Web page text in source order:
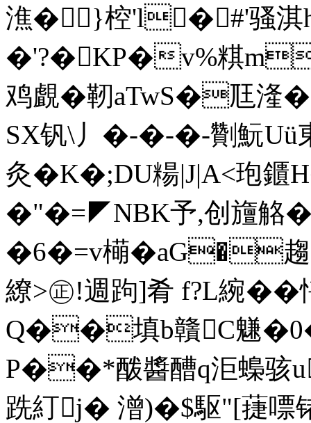
潐�}椌'l�#'骚淇
�'?�KP�v%粸m
鸡覰�靭aTwS�尫湰
SX钒\丿�-�-�-劗魭
灸� K�;DU糃|J|A<玸
�"�=◤NBK予,创旜
�6�=v橗�aG�趨
繚>㊣!週跔]肴 f?L綩
Q��填b贛C魐
P��*酦醬醩q洰蟂骇
跣糽j� 潧)�$駆"[蓵